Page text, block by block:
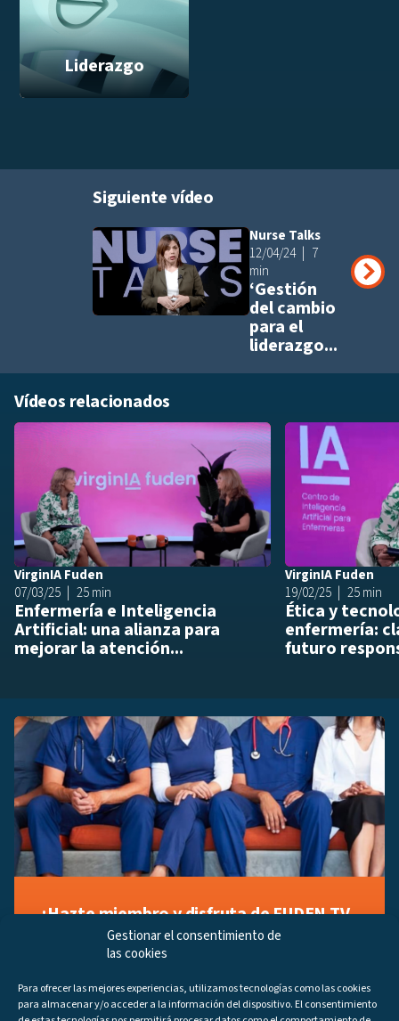
Gestionar el consentimiento de
las cookies
Para ofrecer las mejores experiencias, utilizamos tecnologías como las cookies
para almacenar y/o acceder a la información del dispositivo. El consentimiento
Liderazgo
Siguiente vídeo
Añadir a
Nurse Talks
12/04/24
7
min
‘Gestión
del cambio
para el
liderazgo...
Vídeos relacionados
Añadir a
VirginIA Fuden
07/03/25
25 min
Enfermería e Inteligencia
Artificial: una alianza para
mejorar la atención...
VirginIA Fuden
19/02/25
25 min
Ética y
enfermería:
futuro
¡Hazte miembro y disfruta de FUDEN TV
a tu manera!
Regístrate ahora gratuitamente y marca tus videos
los últimos programas disponibles.